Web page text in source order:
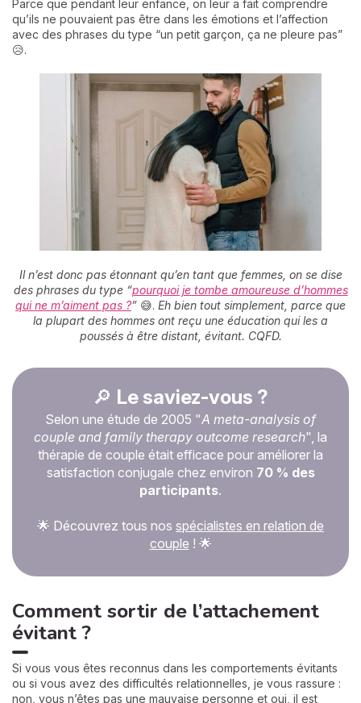
Parce que pendant leur enfance, on leur a fait comprendre
qu’ils ne pouvaient pas être dans les émotions et l’affection
avec des phrases du type “un petit garçon, ça ne pleure pas”
😥.
Il n’est donc pas étonnant qu’en tant que femmes, on se dise
des phrases du type “pourquoi je tombe amoureuse d’hommes
qui ne m’aiment pas ?” 😅. Eh bien tout simplement, parce que
la plupart des hommes ont reçu une éducation qui les a
poussés à être distant, évitant. CQFD.
🔎 Le saviez-vous ?
Selon une étude de 2005 "A meta-analysis of
couple and family therapy outcome research", la
thérapie de couple était efficace pour améliorer la
satisfaction conjugale chez environ 70 % des
participants.
🌟 Découvrez tous nos spécialistes en relation de
couple ! 🌟
Comment sortir de l’attachement
évitant ?
Si vous vous êtes reconnus dans les comportements évitants
ou si vous avez des difficultés relationnelles, je vous rassure :
non, vous n’êtes pas une mauvaise personne et oui, il est